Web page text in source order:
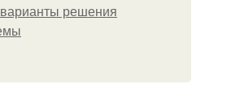
варианты решения